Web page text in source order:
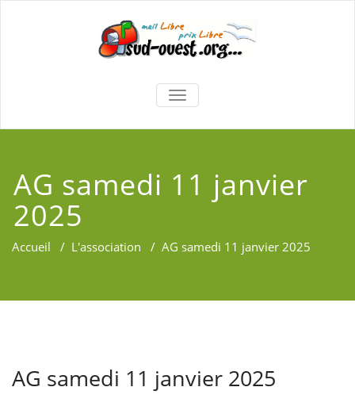
TOGGLE
NAVIGATION
AG samedi 11 janvier
2025
Accueil / L'association / AG samedi 11 janvier 2025
AG samedi 11 janvier 2025